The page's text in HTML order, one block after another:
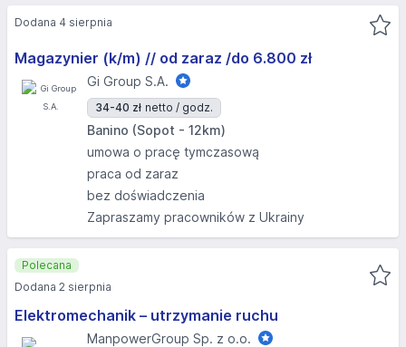
Magazynier (k/m) // od zaraz /do 6.800 zł
Gi Group S.A.
34-40 zł netto / godz.
Banino (Sopot - 12km)
umowa o pracę tymczasową
praca od zaraz
bez doświadczenia
Zapraszamy pracowników z Ukrainy
Dodana 4 sierpnia
Elektromechanik – utrzymanie ruchu
ManpowerGroup Sp. z o.o.
Polecana
Dodana 2 sierpnia